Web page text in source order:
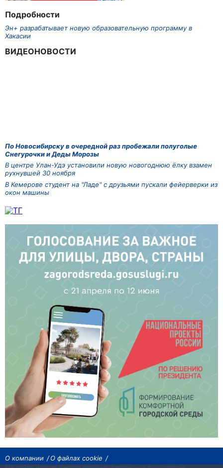
Подробности
Эн+ разрабатывает новую образовательную программу в
Хакасии
ВИДЕОНОВОСТИ
По Новосибирску в очередной раз пробежали полуголые
Снегурочки и Деды Морозы
В центре Улан-Удэ установили новую новогоднюю ёлку взамен
рухнувшей 30 ноября
В Кемерове студент на "Ладе" с друзьями пускали фейерверки из
окон машины
О компании
О файлах cookie